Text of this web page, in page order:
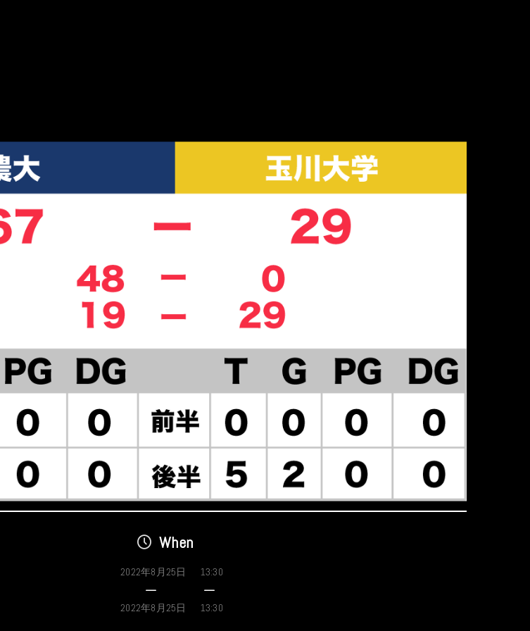
When
2022年8月25日
2022年8月25日
13:30
13:30